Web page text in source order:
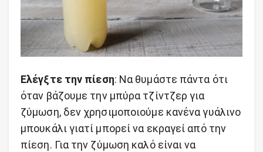
Ελέγξτε την πίεση: Να θυμάστε πάντα ότι
όταν βάζουμε την μπύρα τζίντζερ για
ζύμωση, δεν χρησιμοποιούμε κανένα γυάλινο
μπουκάλι γιατί μπορεί να εκραγεί από την
πίεση. Για την ζύμωση καλό είναι να